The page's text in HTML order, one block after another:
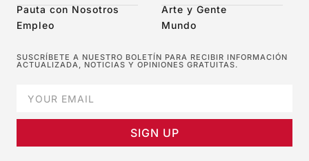
Pauta con Nosotros
Empleo
Arte y Gente
Mundo
SUSCRÍBETE A NUESTRO BOLETÍN PARA RECIBIR INFORMACIÓN
ACTUALIZADA, NOTICIAS Y OPINIONES GRATUITAS.
SIGN UP